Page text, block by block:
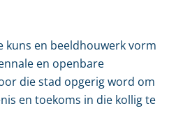
kuns en beeldhouwerk vorm
en openbare
die stad opgerig word om
en toekoms in die kollig te